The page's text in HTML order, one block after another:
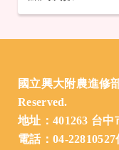
國立興大附農進修
Reserved.
地址：401263 台
電話：04-